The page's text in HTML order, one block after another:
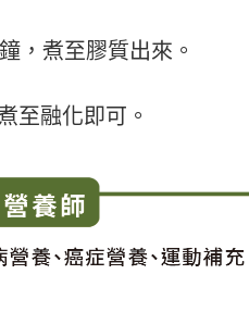
，煮至膠質出來。
至融化即可。